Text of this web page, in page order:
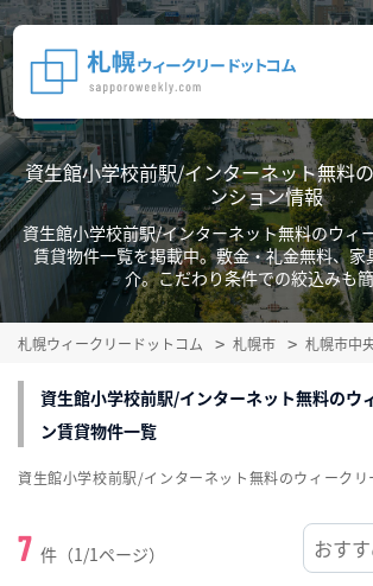
資生館小学校前駅/インターネット無料
ンション情報
資生館小学校前駅/インターネット無料のウィ
賃貸物件一覧を掲載中。敷金・礼金無料、家
介。こだわり条件での絞込みも
札幌ウィークリードットコム 札幌市 札幌市中
資生館小学校前駅/インターネット無料のウ
ン賃貸物件一覧
7 件（1/1ページ）